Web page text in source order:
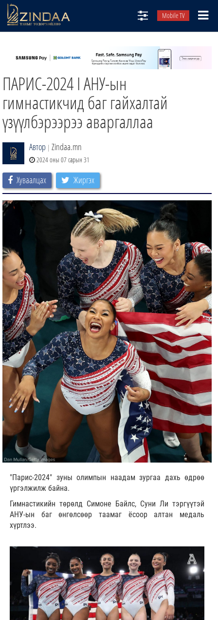
Mobile TV
ТВ8
ӨГЛӨӨНИЙ СОНИН
ЗИНДАА СЭТГҮҮЛ
ПАРИС-2024 I АНУ-ын
гимнастикчид баг гайхалтай
үзүүлбэрээрээ аваргаллаа
Автор | Zindaa.mn
2024 оны 07 сарын 31
Хуваалцах Жиргэх
"Парис-2024" зуны олимпын наадам зургаа дахь өдрөө
үргэлжилж байна.
Гимнастикийн төрөлд Симоне Байлс, Суни Ли тэргүүтэй
АНУ-ын баг өнгөлсөөр таамаг ёсоор алтан медаль
хүртлээ.